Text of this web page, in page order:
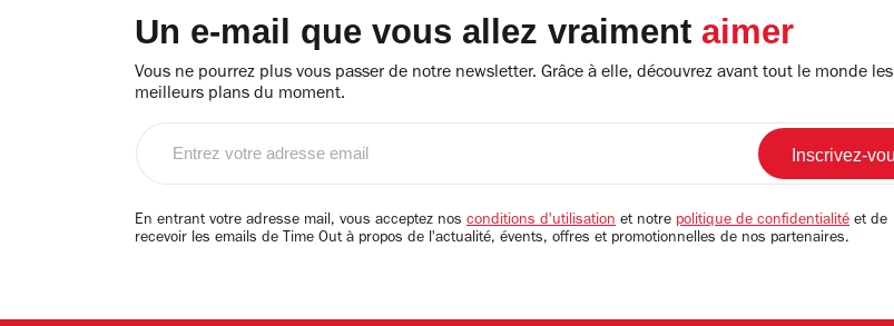
Un e-mail que vous allez vraiment aimer
Vous ne pourrez plus vous passer de notre newsletter. Grâce à elle, découvrez avant tout le monde les
meilleurs plans du moment.
email
En entrant votre adresse mail, vous acceptez nos conditions d'utilisation et notre politique de confidentialité et de
recevoir les emails de Time Out à propos de l'actualité, évents, offres et promotionnelles de nos partenaires.